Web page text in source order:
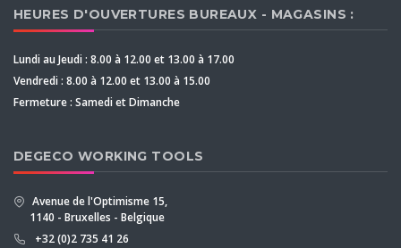
HEURES D'OUVERTURES BUREAUX - MAGASINS :
Lundi au Jeudi : 8.00 à 12.00 et 13.00 à 17.00
Vendredi : 8.00 à 12.00 et 13.00 à 15.00
Fermeture : Samedi et Dimanche
DEGECO WORKING TOOLS
Avenue de l'Optimisme 15,
1140 - Bruxelles - Belgique
+32 (0)2 735 41 26